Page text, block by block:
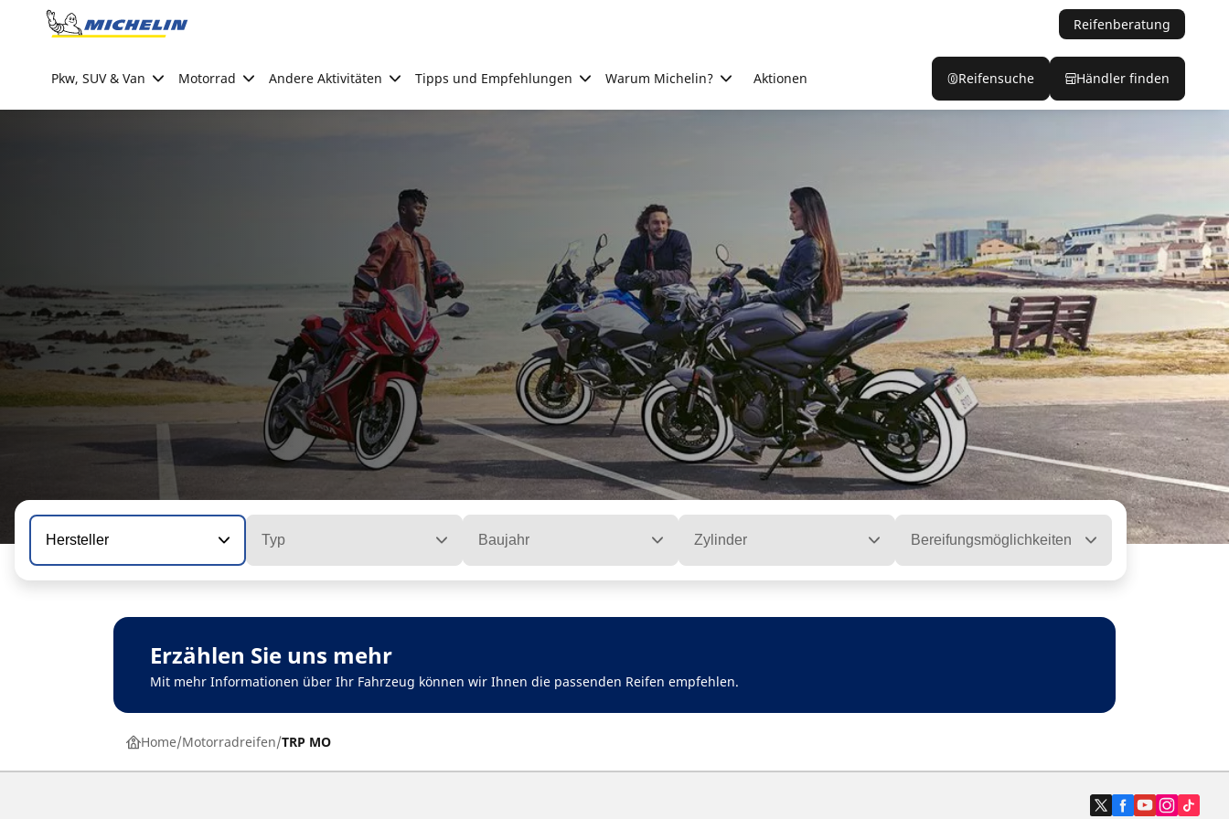
Go to page content
Reifenberatung
Pkw, SUV & Van Motorrad Andere Aktivitäten Tipps und Empfehlungen Warum Michelin? Aktionen Reifensuche Händler finden
Hersteller Typ Baujahr Zylinder Bereifungsmöglichkeiten
Erzählen Sie uns mehr
Mit mehr Informationen über Ihr Fahrzeug können wir Ihnen die passenden Reifen empfehlen.
Home Motorradreifen TRP MO